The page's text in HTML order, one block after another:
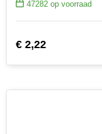
47282op voorraad
€ 2,22